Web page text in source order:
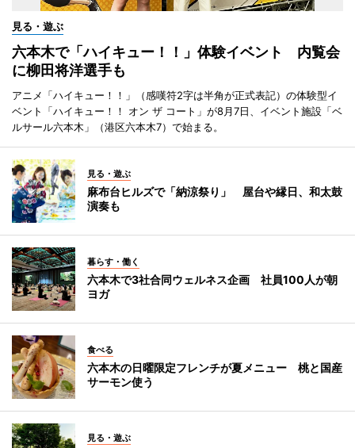
見る・遊ぶ
六本木で「ハイキュー！！」体験イベント 内覧会
に柳田将洋選手も
アニメ「ハイキュー！！」（感嘆符2字は半角が正式表記）の体験型イ
ベント「ハイキュー！！ オン ザ コート」が8月7日、イベント施設「ベ
ルサール六本木」（港区六本木7）で始まる。
見る・遊ぶ
麻布台ヒルズで「納涼祭り」 屋台や縁日、和太鼓
演奏も
暮らす・働く
六本木で3社合同ウェルネス企画 社員100人が朝
ヨガ
食べる
六本木の日曜限定フレンチが夏メニュー 桃と国産
サーモン使う
見る・遊ぶ